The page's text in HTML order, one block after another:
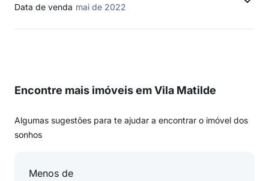
Data de venda mai de 2022
Encontre mais imóveis em Vila Matilde
Algumas sugestões para te ajudar a encontrar o imóvel dos
sonhos
Menos de